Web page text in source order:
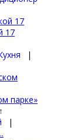
17
|
парке»
|